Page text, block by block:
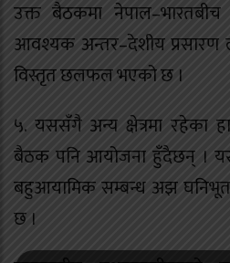
उक्त बैठकमा नेपाल–भारतबीच
आवश्यक अन्तर–देशीय प्रसारण
विस्तृत छलफल भएको छ ।
५. यससँगै अन्य क्षेत्रमा रहेका
बैठक पनि आयोजना हुँदैछन् ।
बहुआयामिक सम्बन्ध अझ घनिभूत
छ ।